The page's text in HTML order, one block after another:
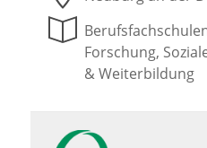
Forschung,
& Weiterbildung